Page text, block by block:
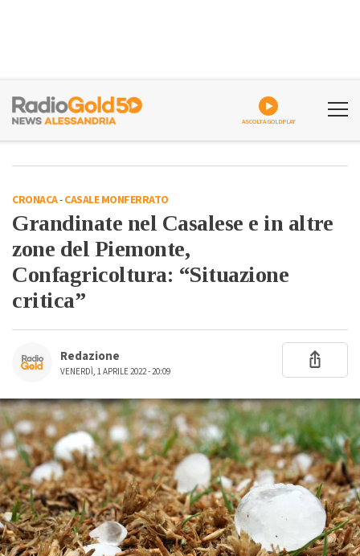
ASCOLTA GOLDPLAY
CRONACA-CASALE MONFERRATO
Grandinate nel Casalese e in altre
zone del Piemonte,
Confagricoltura: “Situazione
critica”
Redazione
VENERDÌ, 1 APRILE 2022 - 20:09